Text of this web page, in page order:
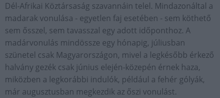
Dél-Afrikai Köztársaság szavannáin telel. Mindazonáltal a
madarak vonulása - egyetlen faj esetében - sem köthető
sem ősszel, sem tavasszal egy adott időponthoz. A
madárvonulás mindössze egy hónapig, júliusban
szünetel csak Magyarországon, mivel a legkésőbb érkező
halvány gezék csak június elején-közepén érnek haza,
miközben a legkorábbi indulók, például a fehér gólyák,
már augusztusban megkezdik az őszi vonulást.